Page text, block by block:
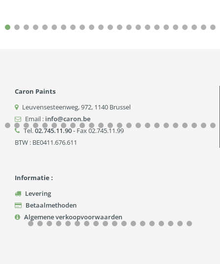
Caron Paints
Leuvensesteenweg, 972, 1140 Brussel
Email : info@caron.be
Tel.02.745.11.90- Fax 02.745.11.99
BTW : BE0411.676.611
Informatie :
Levering
Betaalmethoden
Algemene verkoopvoorwaarden